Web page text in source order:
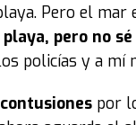
Pero el
pero no
policías y a mí
por